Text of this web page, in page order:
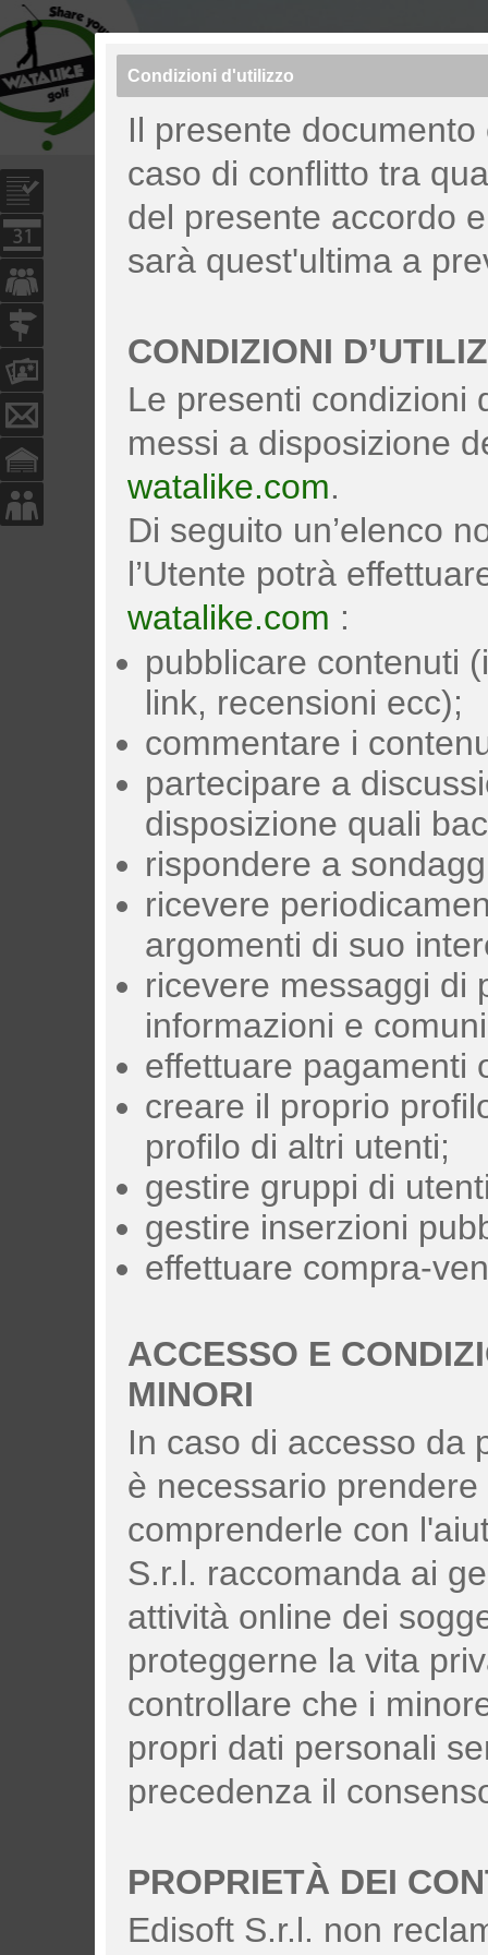
Cosa cerchi? Amici, moto, pezzi...
Condizioni d'utilizzo
Il presente
caso di conflitto tra
del presente accordo
sarà quest'ultima a
CONDIZIONI
Le presenti condizioni
messi a disposizione
watalike.com.
Di seguito un’elenco
l’Utente potrà
watalike.com :
pubblicare contenuti
link, recensioni ecc);
commentare i
partecipare a
disposizione quali
rispondere a
ricevere
argomenti di suo
ricevere messaggi di
informazioni e
effettuare pagamenti
creare il proprio
profilo di altri utenti;
gestire gruppi di
gestire inserzioni
effettuare compra-
ACCESSO E
MINORI
In caso di accesso da
è necessario
comprenderle con
S.r.l. raccomanda ai
attività online dei
proteggerne la vita
controllare che i
propri dati personali
precedenza il
PROPRIETÀ DEI
Edisoft S.r.l. non